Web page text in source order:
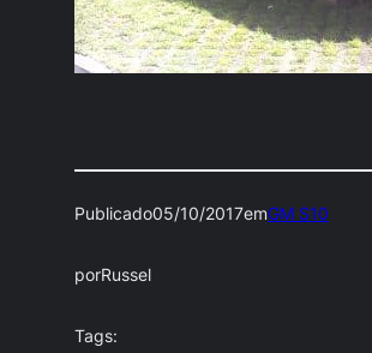
Publicado05/10/2017emGM S10
porRussel
Tags: